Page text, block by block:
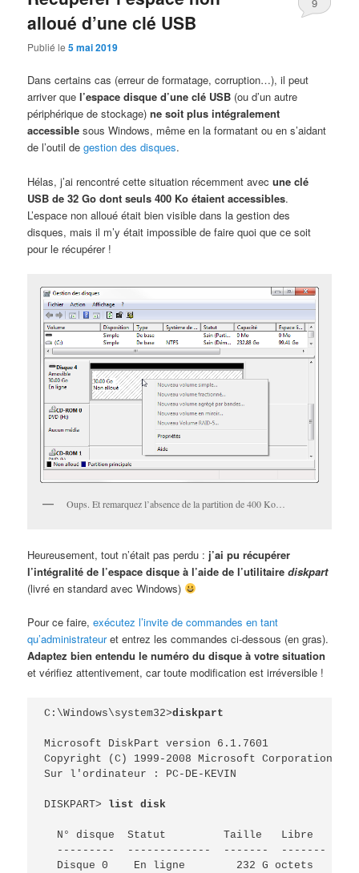
alloué d’une clé USB
Publié le5 mai 2019
9
Dans certains cas (erreur de formatage, corruption…), il peut
arriver quel’espace disque d’une clé USB (ou d’un autre
périphérique de stockage) ne soit plus intégralement
accessible sous Windows, même en la formatant ou en s’aidant
de l’outil degestion des disques.
Hélas, j’ai rencontré cette situation récemment avecune clé
USB de 32 Go dont seuls 400 Ko étaient accessibles.
L’espace non alloué était bien visible dans la gestion des
disques, mais il m’y était impossible de faire quoi que ce soit
pour le récupérer !
Oups. Et remarquez l’absence de la partition de 400 Ko…
Heureusement, tout n’était pas perdu : j’ai pu récupérer
l’intégralité de l’espace disque à l’aide de l’utilitairediskpart
(livré en standard avec Windows)
Pour ce faire,exécutez l’invite de commandes en tant
qu’administrateuret entrez les commandes ci-dessous (en gras).
Adaptez bien entendu le numéro du disque à votre situation
et vérifiez attentivement, car toute modification est irréversible !
C:\Windows\system32>diskpart
Microsoft DiskPart version 6.1.7601
Copyright (C) 1999-2008 Microsoft Corporation.
Sur l'ordinateur : PC-DE-KEVIN
DISKPART> list disk
N° disque  Statut         Taille   Libre    Dyn
---------  -------------  -------  -------  ---
Disque 0    En ligne        232 G octets